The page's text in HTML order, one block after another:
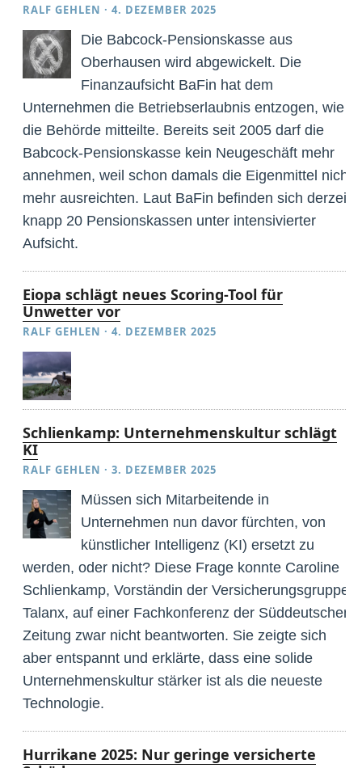
RALF GEHLEN ·4. DEZEMBER 2025
Die Babcock-Pensionskasse aus
Oberhausen wird abgewickelt. Die
Finanzaufsicht BaFin hat dem
Unternehmen die Betriebserlaubnis entzogen, wie
die Behörde mitteilte. Bereits seit 2005 darf die
Babcock-Pensionskasse kein Neugeschäft mehr
annehmen, weil schon damals die Eigenmittel nicht
mehr ausreichten. Laut BaFin befinden sich derzeit
knapp 20 Pensionskassen unter intensivierter
Aufsicht.
Eiopa schlägt neues Scoring-Tool für
Unwetter vor
RALF GEHLEN ·4. DEZEMBER 2025
Schlienkamp: Unternehmenskultur schlägt
KI
RALF GEHLEN ·3. DEZEMBER 2025
Müssen sich Mitarbeitende in
Unternehmen nun davor fürchten, von
künstlicher Intelligenz (KI) ersetzt zu
werden, oder nicht? Diese Frage konnte Caroline
Schlienkamp, Vorständin der Versicherungsgruppe
Talanx, auf einer Fachkonferenz der Süddeutschen
Zeitung zwar nicht beantworten. Sie zeigte sich
aber entspannt und erklärte, dass eine solide
Unternehmenskultur stärker ist als die neueste
Technologie.
Hurrikane 2025: Nur geringe versicherte